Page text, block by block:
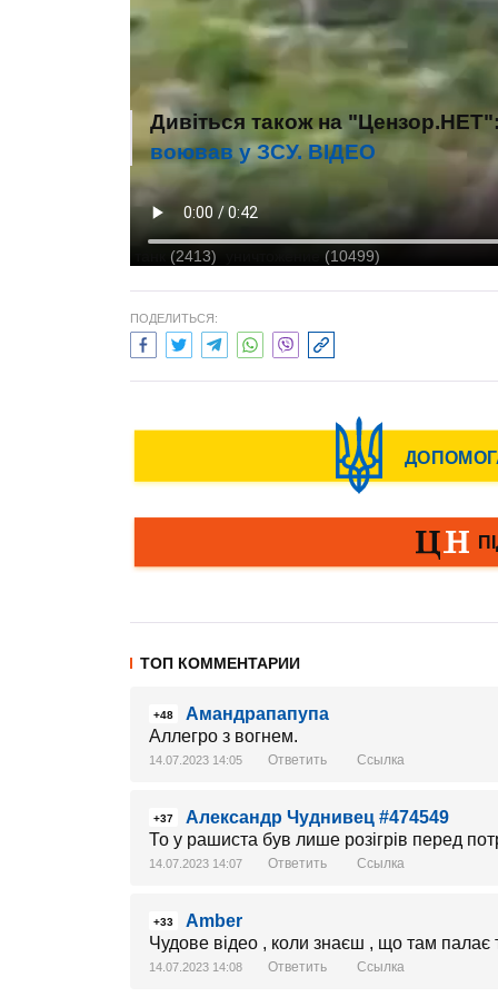
Дивіться також на
воював у ЗСУ. ВIДЕО
Автор:Христина Бедрик
(2413) (10499)
ПОДЕЛИТЬСЯ:
ТОП КОММЕНТАРИИ
+48
Амандрапапупа
Аллегро з вогнем.
14.07.2023 14:05 Ответить Ссылка
+37
Александр Чуднивец #474549
То у рашиста був лише розігрів перед
14.07.2023 14:07 Ответить Ссылка
+33
Amber
Чудове відео , коли знаєш , що там палає
14.07.2023 14:08 Ответить Ссылка